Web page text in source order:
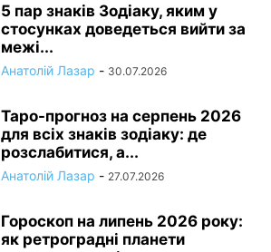
5 пар знаків Зодіаку, яким у
стосунках доведеться вийти за
межі...
Анатолій Лазар - 30.07.2026
Таро-прогноз на серпень 2026
для всіх знаків зодіаку: де
розслабитися, а...
Анатолій Лазар - 27.07.2026
Гороскоп на липень 2026 року:
як ретроградні планети